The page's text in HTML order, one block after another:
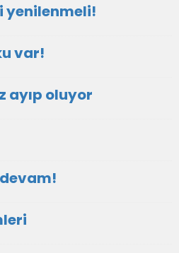
yenilenmeli!
var!
ayıp oluyor